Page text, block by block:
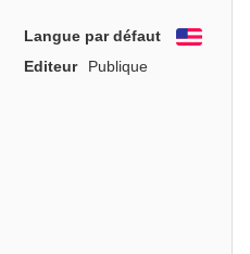
Langue par défaut
Editeur
Publique